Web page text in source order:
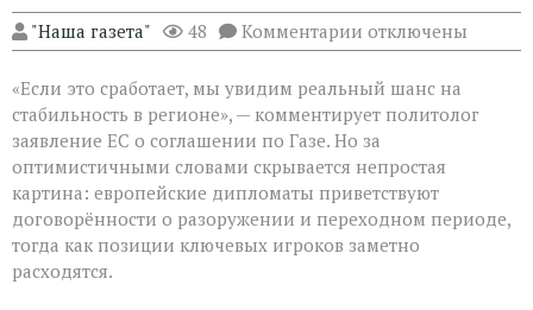
"Наша газета" 48 Комментарии к
записи
за
мир
Газе:
надежды
и
противоречия
отключены
«Если это сработает, мы увидим реальный шанс на
стабильность в регионе», — комментирует политолог
заявление ЕС о соглашении по Газе. Но за
оптимистичными словами скрывается непростая
картина: европейские дипломаты приветствуют
договорённости о разоружении и переходном периоде,
тогда как позиции ключевых игроков заметно
расходятся.